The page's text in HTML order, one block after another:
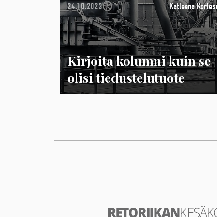
24.10.2023 Katleena
Kirjoita kolumni kuin se
olisi tiedustelutuote